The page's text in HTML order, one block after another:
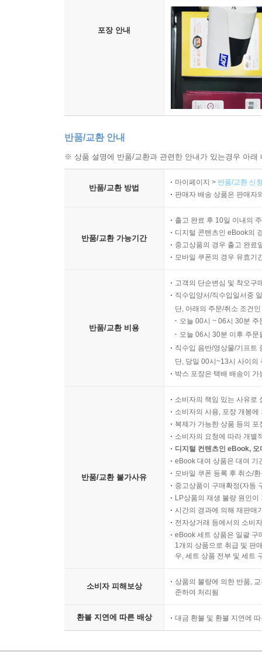
포장 안내
반품/교환 안내
※ 상품 설명에 반품/교환과 관련한 안내가 있는경우 아
반품/교환 방법
마이페이지 > 반품/교환 신
판매자 배송 상품은 판매자
반품/교환 가능기간
출고 완료 후 10일 이내의
디지털 콘텐츠인 eBook의
중고상품의 경우 출고 완료
모바일 쿠폰의 경우 유효기
반품/교환 비용
고객의 단순변심 및 착오구
직수입양서/직수입일서중
단, 아래의 주문/취소 조건
오늘 00시 ~ 06시 30분
오늘 06시 30분 이후 주
직수입 음반/영상물/기프트
단, 당일 00시~13시 사이의
박스 포장은 택배 배송이
반품/교환 불가사유
소비자의 책임 있는 사유로
소비자의 사용, 포장 개봉
복제가 가능한 상품 등의
소비자의 요청에 따라 개별
디지털 컨텐츠인 eBook,
eBook 대여 상품은 대여 기
모바일 쿠폰 등록 후 취소/
중고상품이 구매확정(자동
LP상품의 재생 불량 원인
시간의 경과에 의해 재판매
전자상거래 등에서의 소비
eBook 세트 상품은 일괄 구
1개의 상품으로 취급 및 판
우, 세트 상품 전부 및 세트
소비자 피해보상
상품의 불량에 의한 반품,
준하여 처리됨
환불 지연에 따른 배상 대금 환불 및 환불 지연에